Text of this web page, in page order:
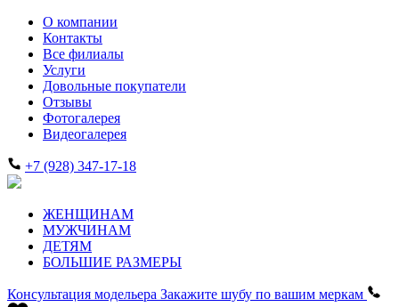
О компании
Контакты
Все филиалы
Услуги
Довольные покупатели
Отзывы
Фотогалерея
Видеогалерея
+7 (928) 347-17-18
ЖЕНЩИНАМ
МУЖЧИНАМ
ДЕТЯМ
БОЛЬШИЕ РАЗМЕРЫ
Консультация модельера Закажите шубу по вашим меркам